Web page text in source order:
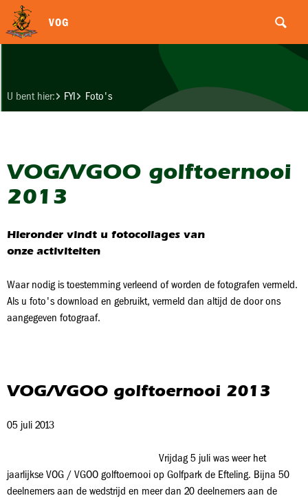
VOG
U bent hier: FYI Foto's
VOG/VGOO golftoernooi
2013
Hieronder vindt u fotocollages van
onze activiteiten
Waar nodig is toestemming verleend of worden de fotografen vermeld.
Als u foto's download en gebruikt, vermeld dan altijd de door ons
aangegeven fotograaf.
VOG/VGOO golftoernooi 2013
05 juli 2013
Vrijdag 5 juli was weer het
jaarlijkse VOG / VGOO golftoernooi op Golfpark de Efteling. Bijna 50
deelnemers aan de wedstrijd en meer dan 20 deelnemers aan de